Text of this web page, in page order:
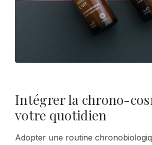
Intégrer la chrono-
votre quotidien
Adopter une routine